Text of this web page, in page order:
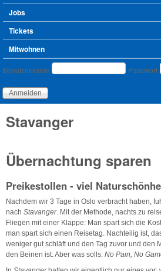
Jobs
Tickets
Mitwohnen
Benutzeranmeldung
Benutzername Passwort
Stavanger
Übernachtung sparen
Preikestollen - viel
Nachdem wir 3 Tage in Oslo verbracht haben,
nach Stavanger. Mit der Methode, nachts zu
Fliegen mit einer Klappe: Man spart sich die
man spart sich einen Reisetag. Nachteilig ist,
weniger gut schläft und den Tag zuvor und den
den Beinen ist. Aber was solls: No Pain, No